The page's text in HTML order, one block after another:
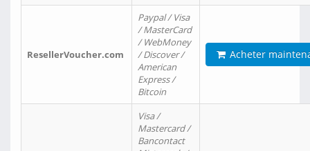
ResellerVoucher.com
Paypal / Visa
/ MasterCard
/ WebMoney
/ Discover /
American
Express /
Bitcoin
Acheter
Visa /
Mastercard /
Bancontact